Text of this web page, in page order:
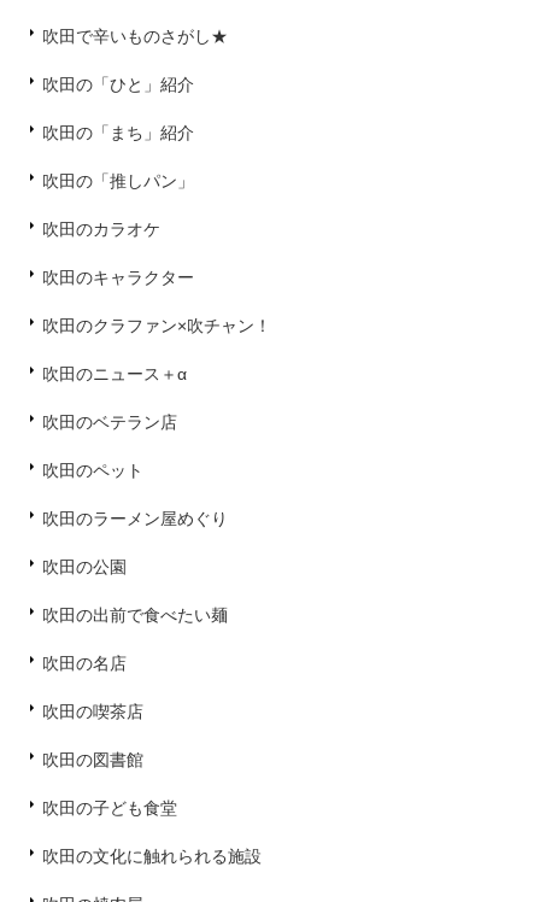
吹田で辛いものさがし★
吹田の「ひと」紹介
吹田の「まち」紹介
吹田の「推しパン」
吹田のカラオケ
吹田のキャラクター
吹田のクラファン×吹チャン！
吹田のニュース＋α
吹田のベテラン店
吹田のペット
吹田のラーメン屋めぐり
吹田の公園
吹田の出前で食べたい麺
吹田の名店
吹田の喫茶店
吹田の図書館
吹田の子ども食堂
吹田の文化に触れられる施設